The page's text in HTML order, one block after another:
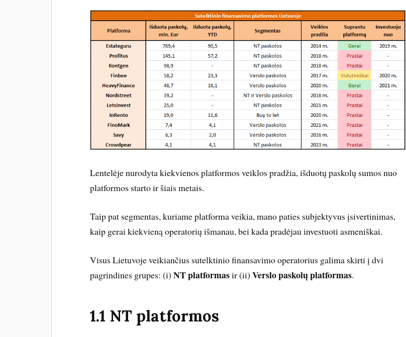
Lentelėje nurodyta kiekvienos platformos veiklos pradžia, išduotų paskolų sumos nuo
platformos starto ir šiais metais.
Taip pat segmentas, kuriame platforma veikia, mano paties subjektyvus įsivertinimas,
kaip gerai kiekvieną operatorių išmanau, bei kada pradėjau investuoti asmeniškai.
Visus Lietuvoje veikiančius sutelktinio finansavimo operatorius galima skirti į dvi
pagrindines grupes: (i)NT platformasir (ii)Verslo paskolų platformas.
1.1 NT platformos